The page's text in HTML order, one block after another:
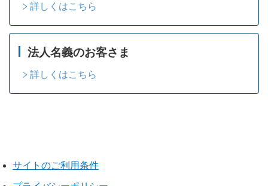
詳しくはこちら
法人名義のお客さま
詳しくはこちら
サイトのご利用条件